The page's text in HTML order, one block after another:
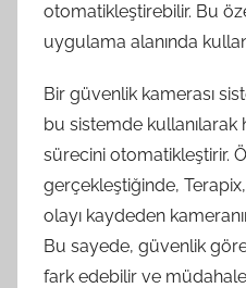
otomatikleştirebilir. Bu
uygulama alanında
Bir güvenlik kamerası
bu sistemde kullanılarak
sürecini otomatikleştirir.
gerçekleştiğinde,
olayı kaydeden
Bu sayede, güvenlik
fark edebilir ve